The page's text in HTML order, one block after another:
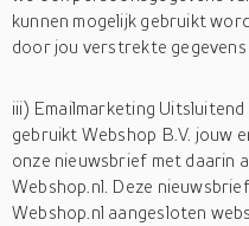
kunnen mogelijk gebruikt
door jou verstrekte
iii) Emailmarketing
gebruikt Webshop B.V. jouw
onze nieuwsbrief met daarin
Webshop.nl. Deze
Webshop.nl aangesloten